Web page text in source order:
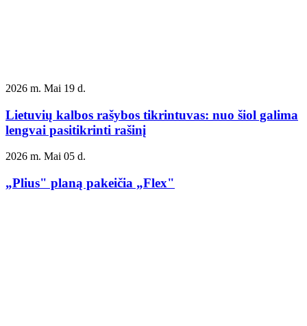
2026 m. Mai 19 d.
Lietuvių kalbos rašybos tikrintuvas: nuo šiol galima
lengvai pasitikrinti rašinį
2026 m. Mai 05 d.
„Plius" planą pakeičia „Flex"